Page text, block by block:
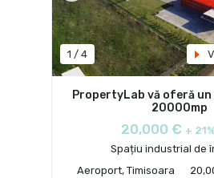
1 / 4
PropertyLab vă oferă
20000mp
20,000 € +
Spațiu industrial de
Aeroport, Timisoara